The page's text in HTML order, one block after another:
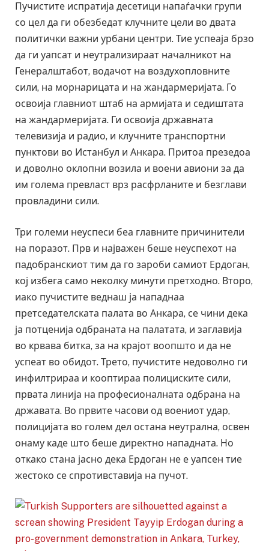
Пучистите испратија десетици напаѓачки групи
со цел да ги обезбедат клучните цели во двата
политички важни урбани центри. Тие успеаја брзо
да ги уапсат и неутрализираат началникот на
Генералштабот, водачот на воздухопловните
сили, на морнарицата и на жандармеријата. Го
освоија главниот штаб на армијата и седиштата
на жандармеријата. Ги освоија државната
телевизија и радио, и клучните транспортни
пунктови во Истанбул и Анкара. Притоа презедоа
и доволно оклопни возила и воени авиони за да
им голема превласт врз расфрланите и безглави
провладини сили.
Три големи неуспеси беа главните причинители
на поразот. Прв и најважен беше неуспехот на
падобранскиот тим да го зароби самиот Ердоган,
кој избега само неколку минути претходно. Второ,
иако пучистите веднаш ја нападнаа
претседателската палата во Анкара, се чини дека
ја потценија одбраната на палатата, и заглавија
во крвава битка, за на крајот воопшто и да не
успеат во обидот. Трето, пучистите недоволно ги
инфилтрираа и кооптираа полициските сили,
првата линија на професионалната одбрана на
државата. Во првите часови од воениот удар,
полицијата во голем дел остана неутрална, освен
онаму каде што беше директно нападната. Но
откако стана јасно дека Ердоган не е уапсен тие
жестоко се спротивставија на пучот.